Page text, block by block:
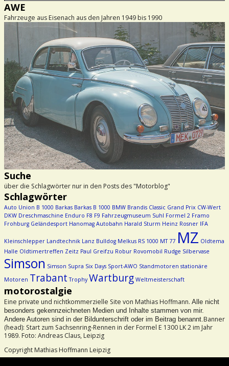
AWE
Fahrzeuge aus Eisenach aus den Jahren 1949 bis 1990
Suche
über die Schlagwörter nur in den Posts des "Motorblog"
Schlagwörter
Auto Union B 1000 Barkas Barkas B 1000 BMW Brandis Classic Grand Prix CW-Wert
DKW Dreschmaschine Enduro F8 F9 Fahrzeugmuseum Suhl Formel 2 Framo
Frohburg Geländesport Hanomag Autobahn Harald Sturm Heinz Rosner IFA
Kleinschlepper Landtechnik Lanz Bulldog Melkus RS 1000 MT 77 MZ Oldtema
Halle Oldtimertreffen Zeitz Paul Greifzu Robur Rovomobil Rudge Silbervase
Simson Simson Supra Six Days Sport-AWO Standmotoren stationäre
Motoren Trabant Trophy Wartburg Weltmeisterschaft
motorostalgie
Eine private und nichtkommerzielle Site von Mathias Hoffmann. Alle nicht
besonders gekennzeichneten Medien und Inhalte stammen von mir.
Andere Autoren sind in der Bildunterschrift oder im Beitrag benannt. Banner
(head): Start zum Sachsenring-Rennen in der Formel E 1300 LK 2 im Jahr
1989. Foto: Andreas Claus, Leipzig
Copyright Mathias Hoffmann Leipzig